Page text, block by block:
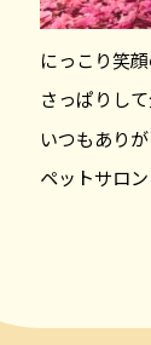
にっこり笑
さっぱりし
いつもあり
ペットサロ